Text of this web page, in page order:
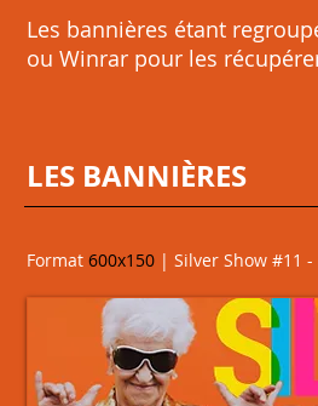
Les bannières étant
ou Winrar pour les
LES BANNIÈRES
Format 600x150 | Silver Show #11